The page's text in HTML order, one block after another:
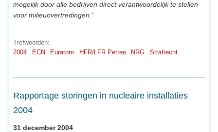
mogelijk door alle bedrijven direct verantwoordelijk te stellen
voor milieuovertredingen .“
Trefwoorden:
2004
ECN Euratom HFR/LFR Petten NRG Strafrecht
Rapportage storingen in nucleaire installaties
2004
31 december 2004